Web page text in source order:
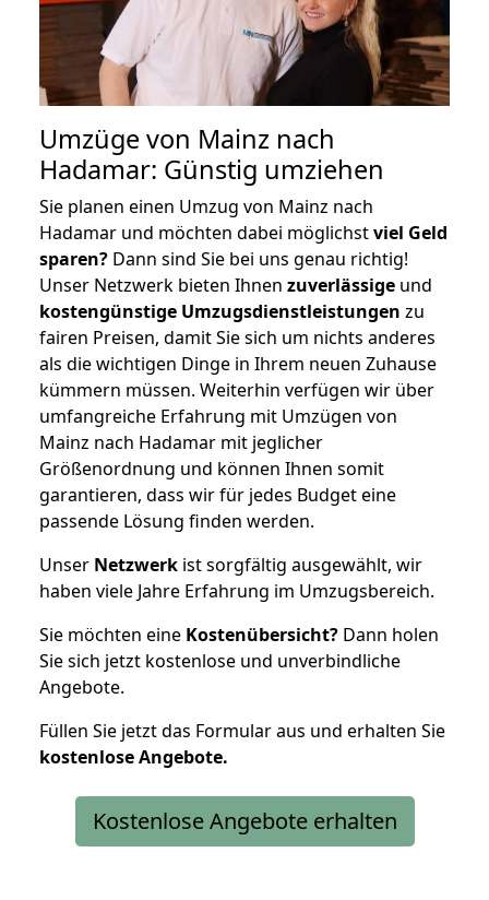
Umzüge von Mainz nach
Hadamar: Günstig umziehen
Sie planen einen Umzug von Mainz nach
Hadamar und möchten dabei möglichstviel Geld
sparen? Dann sind Sie bei uns genau richtig!
Unser Netzwerk bieten Ihnen zuverlässige und
kostengünstige Umzugsdienstleistungen zu
fairen Preisen, damit Sie sich um nichts anderes
als die wichtigen Dinge in Ihrem neuen Zuhause
kümmern müssen. Weiterhin verfügen wir über
umfangreiche Erfahrung mit Umzügen von
Mainz nach Hadamar mit jeglicher
Größenordnung und können Ihnen somit
garantieren, dass wir für jedes Budget eine
passende Lösung finden werden.
Unser Netzwerk ist sorgfältig ausgewählt, wir
haben viele Jahre Erfahrung im Umzugsbereich.
Sie möchten eine Kostenübersicht? Dann holen
Sie sich jetzt kostenlose und unverbindliche
Angebote.
Füllen Sie jetzt das Formular aus und erhalten Sie
kostenloseAngebote.
Kostenlose Angebote erhalten